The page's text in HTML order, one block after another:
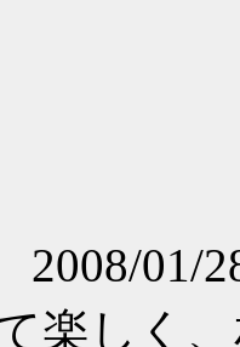
2008/01/
楽しく